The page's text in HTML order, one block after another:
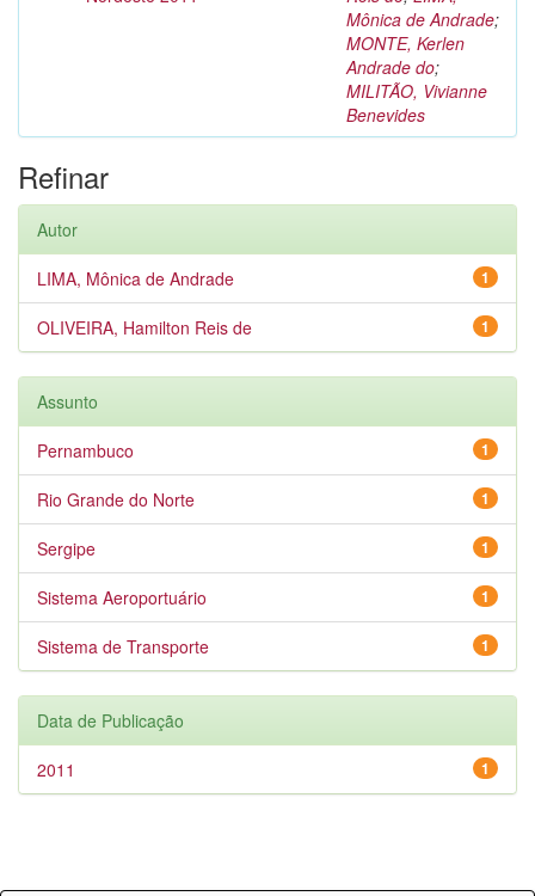
Mônica de Andrade;
MONTE, Kerlen
Andrade do;
MILITÃO, Vivianne
Benevides
Refinar
Autor
1
LIMA, Mônica de Andrade
1
OLIVEIRA, Hamilton Reis de
Assunto
1
Pernambuco
1
Rio Grande do Norte
1
Sergipe
1
Sistema Aeroportuário
1
Sistema de Transporte
Data de Publicação
1
2011